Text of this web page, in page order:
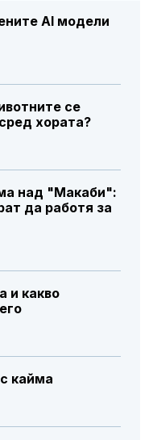
AI модели
се
хората?
над "Макаби":
да работя за
и какво
кайма